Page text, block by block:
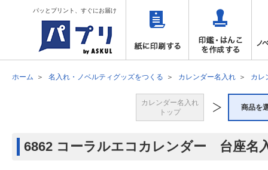
パッとプリント、すぐにお届け
ホーム 名入れ・ノベルティグッズをつくる カレンダー名入れ カレ
カレンダー名入れ
トップ
商品を
6862 コーラルエコカレンダー 台座名